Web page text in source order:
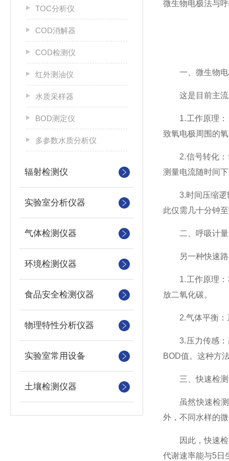
TOC分析仪
COD消解器
COD检测仪
红外测油仪
水质采样器
BOD测定仪
多参数水质分析仪
辐射检测仪
实验室分析仪器
气体检测仪器
环境检测仪器
食品安全检测仪器
物理特性分析仪器
实验室常用设备
土壤检测仪器
微生物电极法与
一、微生物电
这是目前主流
1.工作原理：当
致氧电极周围的
2.信号转化：氧
测量电流随时间
3.时间压缩逻辑
此仅需几十分钟
二、呼吸计量
另一种快速路
1.工作原理：将
放二氧化碳。
2.气体平衡：系
3.压力传感：高
BOD值。这种方
三、快速检测
虽然快速检测
外，不同水样的
因此，快速检测
代谢速率能与5日